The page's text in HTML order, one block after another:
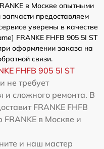
в Москве опытными
предоставляем
уверены в качестве
FRANKE FHFB 905 5I ST
оформлении заказа на
связи.
FHFB 905 5I ST
не требует
и сложного ремонта. В
FRANKE FHFB
в Москве и
и наш мастер